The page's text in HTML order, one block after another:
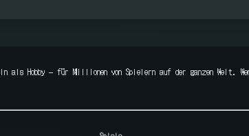
Hobby — für Millionen von Spielern auf der ganzen Welt.